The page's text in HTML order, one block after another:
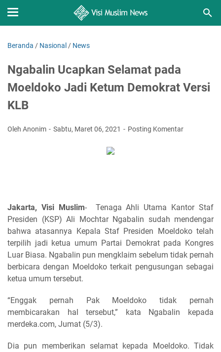
Beranda / Nasional / News
Ngabalin Ucapkan Selamat pada
Moeldoko Jadi Ketum Demokrat Versi
KLB
Oleh Anonim Sabtu, Maret 06, 2021 Posting Komentar
Jakarta, Visi Muslim- Tenaga Ahli Utama Kantor Staf
Presiden (KSP) Ali Mochtar Ngabalin sudah mendengar
bahwa atasannya Kepala Staf Presiden Moeldoko telah
terpilih jadi ketua umum Partai Demokrat pada Kongres
Luar Biasa. Ngabalin pun mengklaim sebelum tidak pernah
berbicara dengan Moeldoko terkait pengusungan sebagai
ketua umum tersebut.
“Enggak pernah Pak Moeldoko tidak pernah
membicarakan hal tersebut,” kata Ngabalin kepada
merdeka.com, Jumat (5/3).
Dia pun memberikan selamat kepada Moeldoko. Tidak